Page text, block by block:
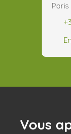
Vous